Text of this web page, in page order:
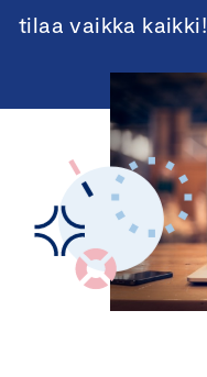
tilaa vaikka kaikki!